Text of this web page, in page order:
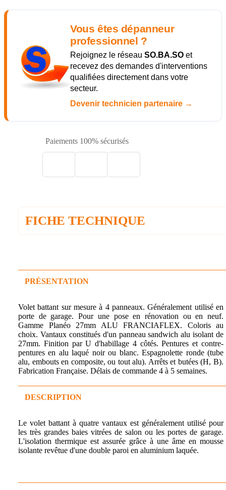
Vous êtes dépanneur
professionnel ?
Rejoignez le réseau SO.BA.SO et
recevez des demandes d'interventions
qualifiées directement dans votre
secteur.
Devenir technicien partenaire →
Paiements 100% sécurisés
FICHE TECHNIQUE
PRÉSENTATION
Volet battant sur mesure à 4 panneaux. Généralement utilisé en
porte de garage. Pour une pose en rénovation ou en neuf.
Gamme Planéo 27mm ALU FRANCIAFLEX. Coloris au
choix. Vantaux constitués d'un panneau sandwich alu isolant de
27mm. Finition par U d'habillage 4 côtés. Pentures et contre-
pentures en alu laqué noir ou blanc. Espagnolette ronde (tube
alu, embouts en composite, ou tout alu). Arrêts et butées (H, B).
Fabrication Française. Délais de commande 4 à 5 semaines.
DESCRIPTION
Le volet battant à quatre vantaux est généralement utilisé pour
les très grandes baies vitrées de salon ou les portes de garage.
L'isolation thermique est assurée grâce à une âme en mousse
isolante revêtue d'une double paroi en aluminium laquée.